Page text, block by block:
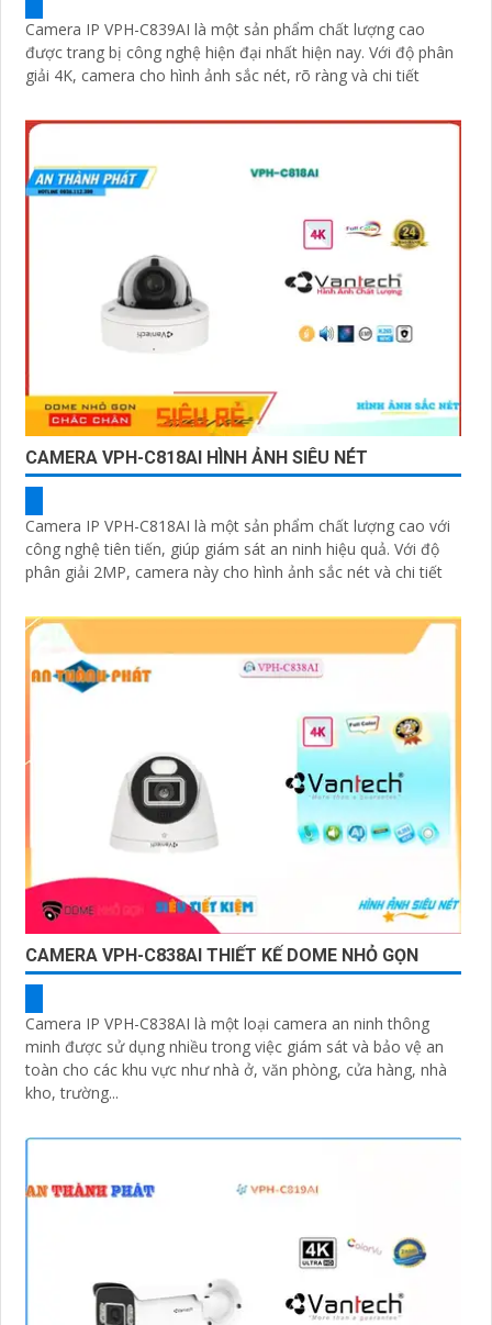
Camera IP VPH-C839AI là một sản phẩm chất lượng cao
được trang bị công nghệ hiện đại nhất hiện nay. Với độ phân
giải 4K, camera cho hình ảnh sắc nét, rõ ràng và chi tiết
CAMERA VPH-C818AI HÌNH ẢNH SIÊU NÉT
Camera IP VPH-C818AI là một sản phẩm chất lượng cao với
công nghệ tiên tiến, giúp giám sát an ninh hiệu quả. Với độ
phân giải 2MP, camera này cho hình ảnh sắc nét và chi tiết
CAMERA VPH-C838AI THIẾT KẾ DOME NHỎ GỌN
Camera IP VPH-C838AI là một loại camera an ninh thông
minh được sử dụng nhiều trong việc giám sát và bảo vệ an
toàn cho các khu vực như nhà ở, văn phòng, cửa hàng, nhà
kho, trường...